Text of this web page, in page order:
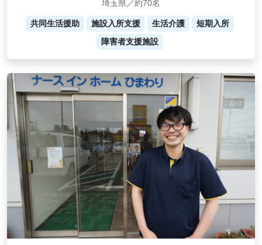
埼玉県／約70名
共同生活援助 施設入所支援 生活介護
短期入所
障害者支援施設